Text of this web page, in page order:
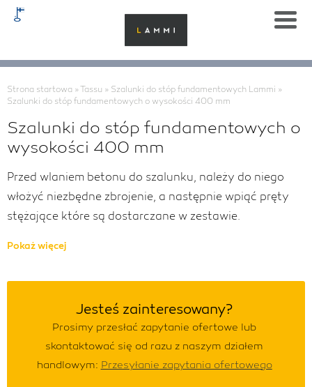
Strona startowa » Tassu » Szalunki do stóp fundamentowych Lammi »
Szalunki do stóp fundamentowych o wysokości 400 mm
Szalunki do stóp fundamentowych o
wysokości 400 mm
Przed wlaniem betonu do szalunku, należy do niego
włożyć niezbędne zbrojenie, a następnie wpiąć pręty
stężające które są dostarczane w zestawie.
Pokaż więcej
Jesteś zainteresowany?
Prosimy przesłać zapytanie ofertowe lub
skontaktować się od razu z naszym działem
handlowym: Przesyłanie zapytania ofertowego